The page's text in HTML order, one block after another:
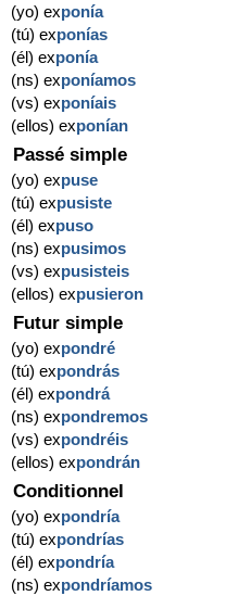
(yo) exponía
(tú) exponías
(él) exponía
(ns) exponíamos
(vs) exponíais
(ellos) exponían
Passé simple
(yo) expuse
(tú) expusiste
(él) expuso
(ns) expusimos
(vs) expusisteis
(ellos) expusieron
Futur simple
(yo) expondré
(tú) expondrás
(él) expondrá
(ns) expondremos
(vs) expondréis
(ellos) expondrán
Conditionnel
(yo) expondría
(tú) expondrías
(él) expondría
(ns) expondríamos